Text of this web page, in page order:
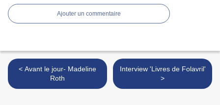
Ajouter un commentaire
< Avant le jour- Madeline
Roth
Interview 'Livres de Folavril'
>